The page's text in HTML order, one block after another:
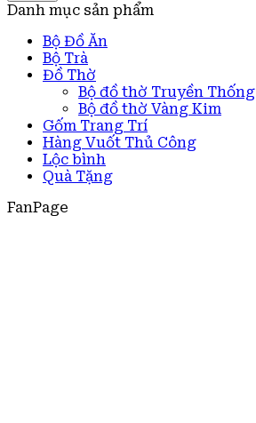
Danh mục sản phẩm
Bộ Đồ Ăn
Bộ Trà
Đồ Thờ
Bộ đồ thờ Truyền Thống
Bộ đồ thờ Vàng Kim
Gốm Trang Trí
Hàng Vuốt Thủ Công
Lộc bình
Quà Tặng
FanPage